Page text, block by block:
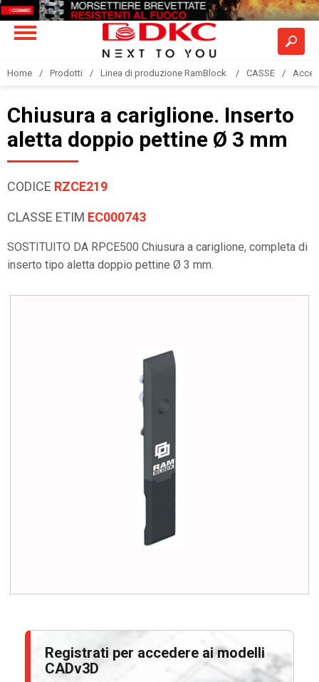
Home Prodotti Linea di produzione RamBlock CASSE
Chiusura a cariglione. Inserto
aletta doppio pettine Ø 3 mm
CODICE RZCE219
CLASSE ETIM EC000743
SOSTITUITO DA RPCE500 Chiusura a cariglione, completa di
inserto tipo aletta doppio pettine Ø 3 mm.
Registrati per accedere ai modelli
CADv3D